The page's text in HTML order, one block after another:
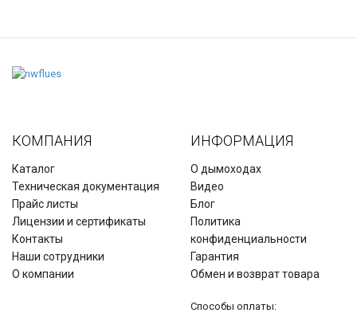
КОМПАНИЯ
Каталог
Техническая документация
Прайс листы
Лицензии и сертификаты
Контакты
Наши сотрудники
О компании
ИНФОРМАЦИЯ
О дымоходах
Видео
Блог
Политика
конфиденциальности
Гарантия
Обмен и возврат товара
Способы оплаты: